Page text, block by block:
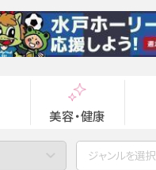
美容・健康
ジャンルを選択